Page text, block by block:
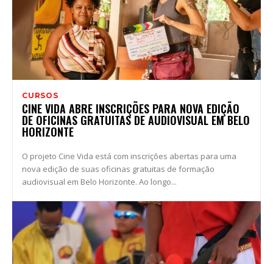
CURSOS
CINE VIDA ABRE INSCRIÇÕES PARA NOVA EDIÇÃO
DE OFICINAS GRATUITAS DE AUDIOVISUAL EM BELO
HORIZONTE
O projeto Cine Vida está com inscrições abertas para uma
nova edição de suas oficinas gratuitas de formação
audiovisual em Belo Horizonte. Ao longo...